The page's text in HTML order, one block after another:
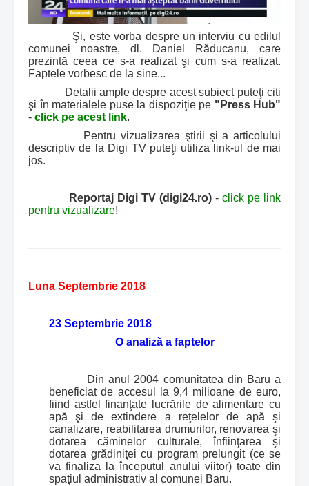
Şi, este vorba despre un interviu cu edilul
comunei noastre, dl. Daniel Răducanu, care
prezintă ceea ce s-a realizat şi cum s-a realizat.
Faptele vorbesc de la sine...
Detalii ample despre acest subiect puteţi citi
şi în materialele puse la dispoziţie pe "Press Hub"
- click pe acest link.
Pentru vizualizarea ştirii şi a articolului
descriptiv de la Digi TV puteţi utiliza link-ul de mai
jos.
Reportaj Digi TV (digi24.ro) -click pe link
pentru vizualizare!
Luna Septembrie 2018
23 Septembrie 2018
O analiză a faptelor
Din anul 2004 comunitatea din Baru a
beneficiat de accesul la 9,4 milioane de euro,
fiind astfel finanţate lucrările de alimentare cu
apă şi de extindere a reţelelor de apă şi
canalizare, reabilitarea drumurilor, renovarea şi
dotarea căminelor culturale, înfiinţarea şi
dotarea grădiniţei cu program prelungit (ce se
va finaliza la începutul anului viitor) toate din
spaţiul administrativ al comunei Baru.